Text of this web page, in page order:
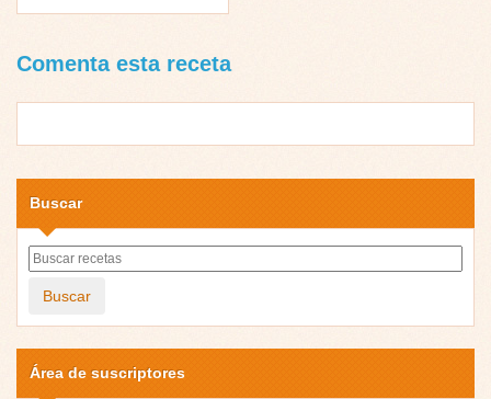
Comenta esta receta
Buscar
Buscar
Área de suscriptores